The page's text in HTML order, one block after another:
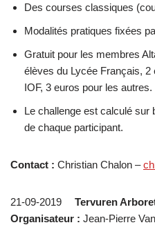
Des courses classiques
Modalités pratiques fixées
Gratuit pour les membres
élèves du Lycée Français,
IOF, 3 euros pour les autres.
Le challenge est calculé sur
de chaque participant.
Contact : Christian Chalon –
21-09-2019 Tervuren
Organisateur : Jean-Pierre